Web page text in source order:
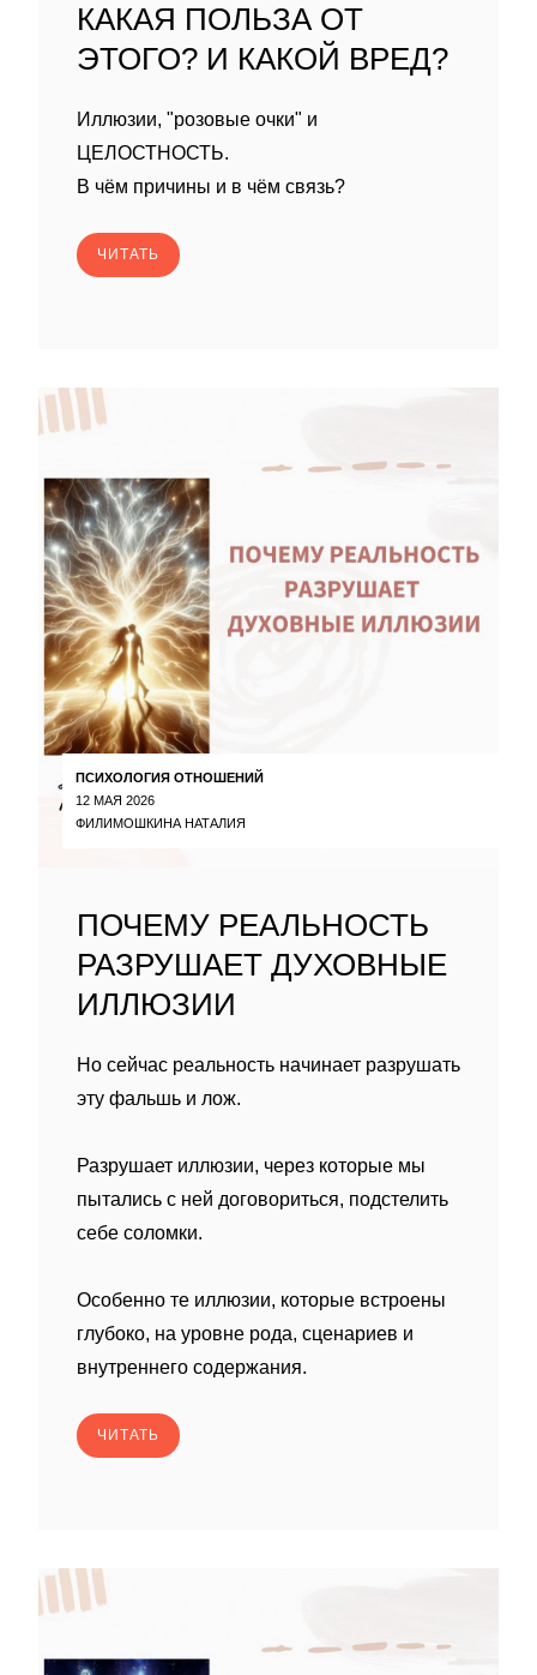
КАКАЯ ПОЛЬЗА ОТ
ЭТОГО? И КАКОЙ ВРЕД?
Иллюзии, "розовые очки" и
ЦЕЛОСТНОСТЬ.
В чём причины и в чём связь?
ЧИТАТЬ
ПСИХОЛОГИЯ ОТНОШЕНИЙ
12 МАЯ 2026
ФИЛИМОШКИНА НАТАЛИЯ
ПОЧЕМУ РЕАЛЬНОСТЬ
РАЗРУШАЕТ ДУХОВНЫЕ
ИЛЛЮЗИИ
Но сейчас реальность начинает разрушать
эту фальшь и лож.
Разрушает иллюзии, через которые мы
пытались с ней договориться, подстелить
себе соломки.
Особенно те иллюзии, которые встроены
глубоко, на уровне рода, сценариев и
внутреннего содержания.
ЧИТАТЬ